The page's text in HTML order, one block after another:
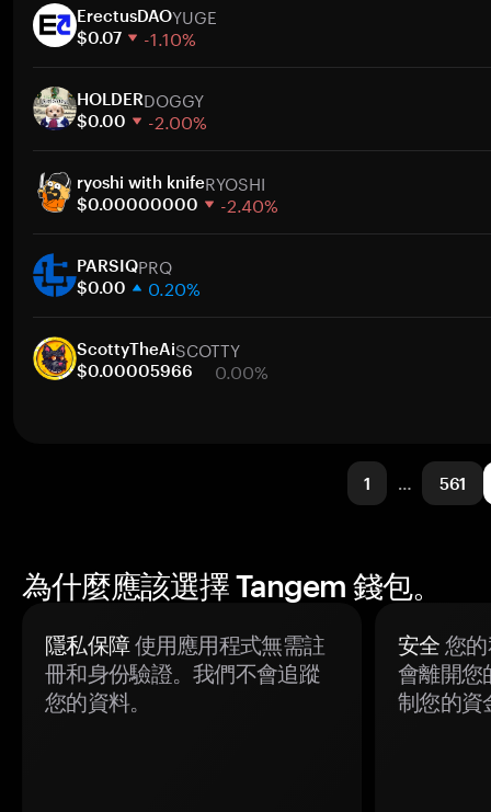
30 天
市值
ErectusDAOYUGE
$0.07 -1.10%
30 天
市值
HOLDERDOGGY
$0.00 -2.00%
30 天
市值
ryoshi with knifeRYOSHI
$0.00000000 -2.40%
30 天
市值
PARSIQPRQ
$0.00 0.20%
30 天
市值
ScottyTheAiSCOTTY
$0.00005966 0.00%
1 … 561
為什麼應該選擇 Tangem 錢包。
隱私保障使用應用程式無需註
冊和身份驗證。我們不會追蹤
您的資料。
安全 您
會離開您
制您的資